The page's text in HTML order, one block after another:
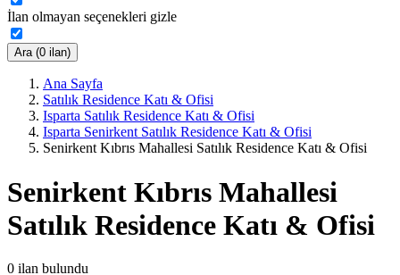
İlan olmayan seçenekleri gizle
Ara (0 ilan)
Ana Sayfa
Satılık Residence Katı & Ofisi
Isparta Satılık Residence Katı & Ofisi
Isparta Senirkent Satılık Residence Katı & Ofisi
Senirkent Kıbrıs Mahallesi Satılık Residence Katı & Ofisi
Senirkent Kıbrıs Mahallesi
Satılık Residence Katı & Ofisi
0 ilan bulundu